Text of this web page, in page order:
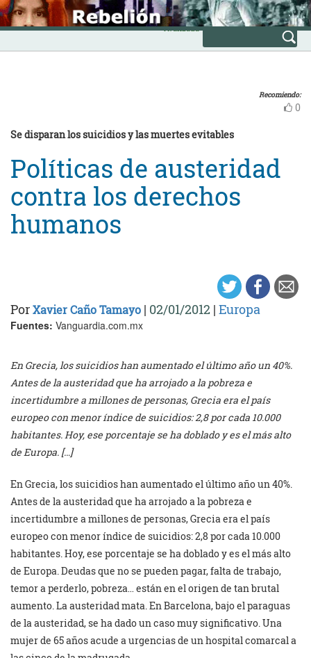
Skip
to
content
INICIO
Avanzada
Recomiendo:
0
Se disparan los suicidios y las muertes evitables
Políticas de austeridad
contra los derechos
humanos
PorXavier Caño Tamayo | 02/01/2012 | Europa
Fuentes: Vanguardia.com.mx
En Grecia, los suicidios han aumentado el último año un 40%.
Antes de la austeridad que ha arrojado a la pobreza e
incertidumbre a millones de personas, Grecia era el país
europeo con menor índice de suicidios: 2,8 por cada 10.000
habitantes. Hoy, ese porcentaje se ha doblado y es el más alto
de Europa. […]
En Grecia, los suicidios han aumentado el último año un 40%.
Antes de la austeridad que ha arrojado a la pobreza e
incertidumbre a millones de personas, Grecia era el país
europeo con menor índice de suicidios: 2,8 por cada 10.000
habitantes. Hoy, ese porcentaje se ha doblado y es el más alto
de Europa. Deudas que no se pueden pagar, falta de trabajo,
temor a perderlo, pobreza… están en el origen de tan brutal
aumento. La austeridad mata. En Barcelona, bajo el paraguas
de la austeridad, se ha dado un caso muy significativo. Una
mujer de 65 años acude a urgencias de un hospital comarcal a